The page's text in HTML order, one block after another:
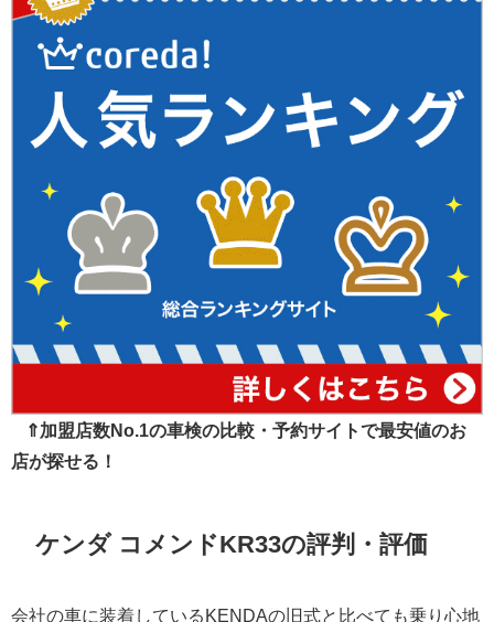
⇑加盟店数No.1の車検の比較・予約サイトで最安値のお
店が探せる！
ケンダ コメンドKR33の評判・評価
会社の車に装着しているKENDAの旧式と比べても乗り心地